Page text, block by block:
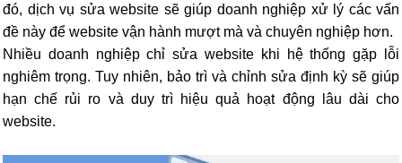
đó, dịch vụ sửa website sẽ giúp doanh nghiệp xử lý các vấn
đề này để website vận hành mượt mà và chuyên nghiệp hơn.
Nhiều doanh nghiệp chỉ sửa website khi hệ thống gặp lỗi
nghiêm trọng. Tuy nhiên, bảo trì và chỉnh sửa định kỳ sẽ giúp
hạn chế rủi ro và duy trì hiệu quả hoạt động lâu dài cho
website.